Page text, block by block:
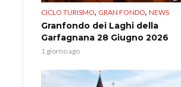
CICLO TURISMO, GRAN FONDO, NEWS
Granfondo dei Laghi della
Garfagnana 28 Giugno 2026
1 giorno ago